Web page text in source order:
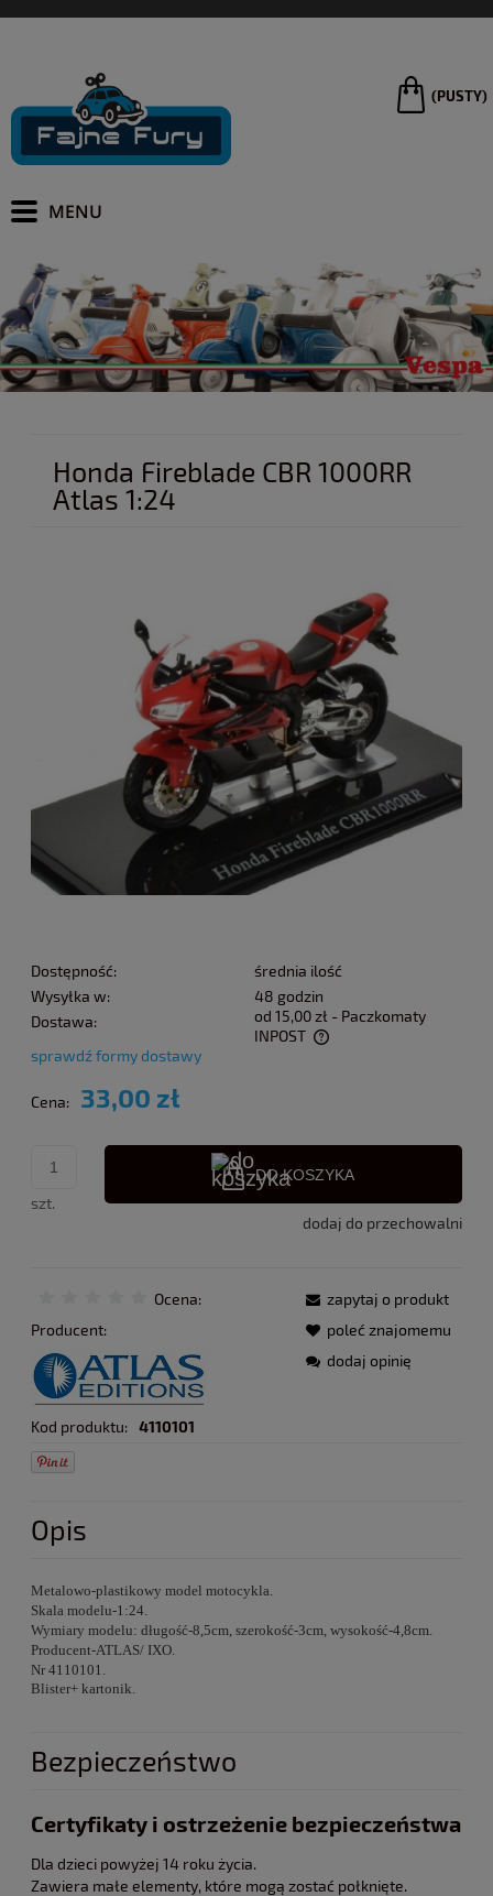
(PUSTY)
Honda Fireblade CBR 1000RR
Atlas 1:24
Dostępność:
średnia ilość
Wysyłka w:
48 godzin
Dostawa:
od 15,00 zł - Paczkomaty
INPOST
Cena nie zawiera ewentualnych kosztów płatności
sprawdź formy dostawy
Cena: 33,00 zł
szt.
DO KOSZYKA
dodaj do przechowalni
Ocena:
Producent:
Kod produktu: 4110101
zapytaj o produkt
poleć znajomemu
dodaj opinię
Opis
Metalowo-plastikowy model motocykla.
Skala modelu-1:24.
Wymiary modelu: długość-8,5cm, szerokość-3cm, wysokość-4,8cm.
Producent-ATLAS/ IXO.
Nr 4110101.
Blister+ kartonik.
Bezpieczeństwo
Certyfikaty i ostrzeżenie bezpieczeństwa
Dla dzieci powyżej 14 roku życia.
Zawiera małe elementy, które mogą zostać połknięte.